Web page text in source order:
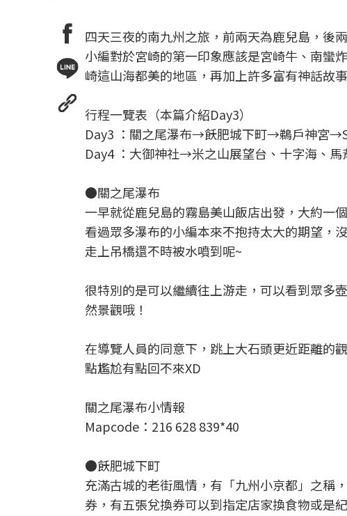
四天三夜的南九州之旅，前兩天為鹿兒島，後
小編對於宮崎的第一印象應該是宮崎牛、南蠻
崎這山海都美的地區，再加上許多富有神話故
行程一覽表（本篇介紹Day3）
Day3 ：關之尾瀑布→飫肥城下町→鵜戶神宮
Day4 ：大御神社→米之山展望台、十字海、
●關之尾瀑布
一早就從鹿兒島的霧島美山飯店出發，大約一
看過眾多瀑布的小編本來不抱持太大的期望，
走上吊橋還不時被水噴到呢~
很特別的是可以繼續往上游走，可以看到眾多
然景觀哦！
在導覽人員的同意下，跳上大石頭更近距離的
點尷尬有點回不來XD
關之尾瀑布小情報
Mapcode：216 628 839*40
●飫肥城下町
充滿古城的老街風情，有「九州小京都」之稱
券，有五張兌換券可以到指定店家換食物或是